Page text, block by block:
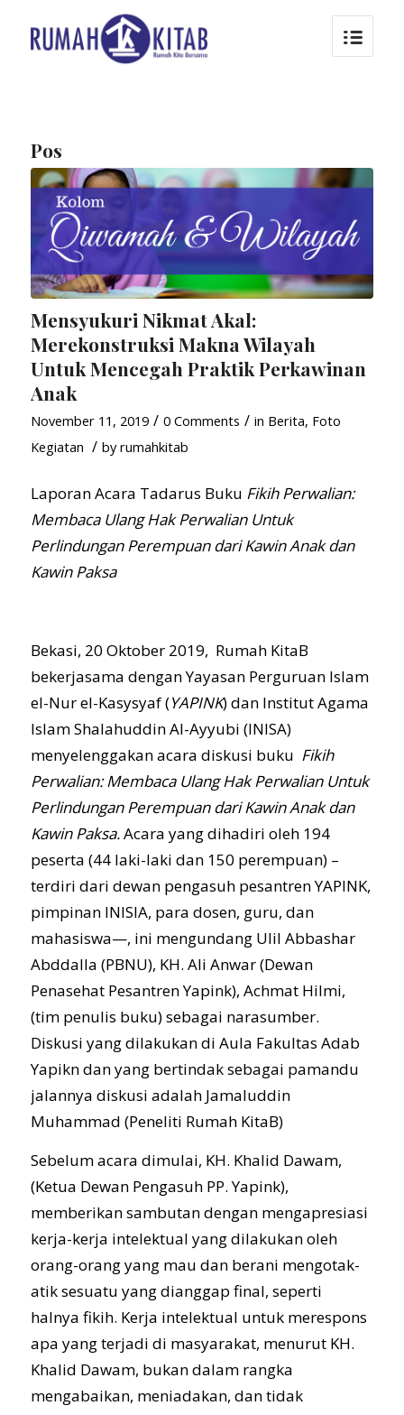
Pos
Mensyukuri Nikmat Akal:
Merekonstruksi Makna Wilayah
Untuk Mencegah Praktik Perkawinan
Anak
November 11, 2019 / 0 Comments / in Berita, Foto
Kegiatan / byrumahkitab
Laporan Acara Tadarus Buku Fikih Perwalian:
Membaca Ulang Hak Perwalian Untuk
Perlindungan Perempuan dari Kawin Anak dan
Kawin Paksa
Bekasi, 20 Oktober 2019, Rumah KitaB
bekerjasama dengan Yayasan Perguruan Islam
el-Nur el-Kasysyaf (YAPINK) dan Institut Agama
Islam Shalahuddin Al-Ayyubi (INISA)
menyelenggakan acara diskusi buku Fikih
Perwalian: Membaca Ulang Hak Perwalian Untuk
Perlindungan Perempuan dari Kawin Anak dan
Kawin Paksa.Acara yang dihadiri oleh 194
peserta (44 laki-laki dan 150 perempuan) –
terdiri dari dewan pengasuh pesantren YAPINK,
pimpinan INISIA, para dosen, guru, dan
mahasiswa—, ini mengundang Ulil Abbashar
Abddalla (PBNU), KH. Ali Anwar (Dewan
Penasehat Pesantren Yapink), Achmat Hilmi,
(tim penulis buku) sebagai narasumber.
Diskusi yang dilakukan di Aula Fakultas Adab
Yapikn dan yang bertindak sebagai pamandu
jalannya diskusi adalah Jamaluddin
Muhammad (Peneliti Rumah KitaB)
Sebelum acara dimulai, KH. Khalid Dawam,
(Ketua Dewan Pengasuh PP. Yapink),
memberikan sambutan dengan mengapresiasi
kerja-kerja intelektual yang dilakukan oleh
orang-orang yang mau dan berani mengotak-
atik sesuatu yang dianggap final, seperti
halnya fikih. Kerja intelektual untuk merespons
apa yang terjadi di masyarakat, menurut KH.
Khalid Dawam, bukan dalam rangka
mengabaikan, meniadakan, dan tidak